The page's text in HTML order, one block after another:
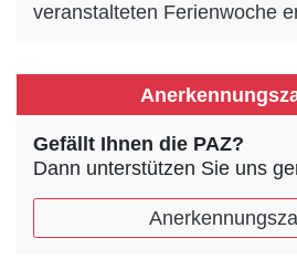
veranstalteten Ferienwoche
Gefällt Ihnen die PAZ?
Dann unterstützen Sie uns